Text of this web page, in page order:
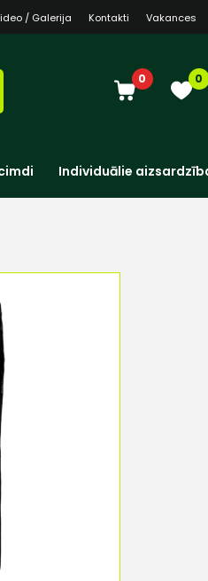
/ Galerija Kontakti Vakances
0 0
Individuālie